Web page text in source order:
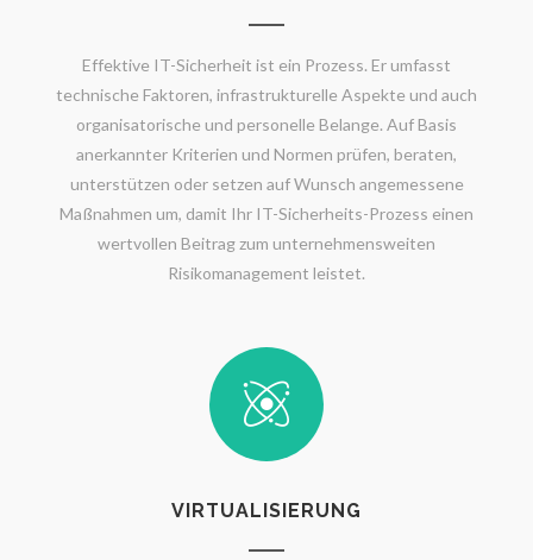
Effektive IT-Sicherheit ist ein Prozess. Er umfasst
technische Faktoren, infrastrukturelle Aspekte und auch
organisatorische und personelle Belange. Auf Basis
anerkannter Kriterien und Normen prüfen, beraten,
unterstützen oder setzen auf Wunsch angemessene
Maßnahmen um, damit Ihr IT-Sicherheits-Prozess einen
wertvollen Beitrag zum unternehmensweiten
Risikomanagement leistet.
VIRTUALISIERUNG